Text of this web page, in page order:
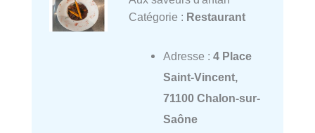
Catégorie : Restaurant
Adresse : 4 Place
Saint-Vincent,
71100 Chalon-sur-
Saône